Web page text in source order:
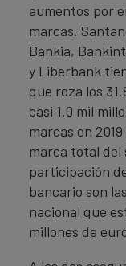
aumentos por
marcas.
Bankia,
y Liberbank
que roza los
casi 1.0 mil
marcas en
marca total del
participación
bancario son
nacional que
millones de